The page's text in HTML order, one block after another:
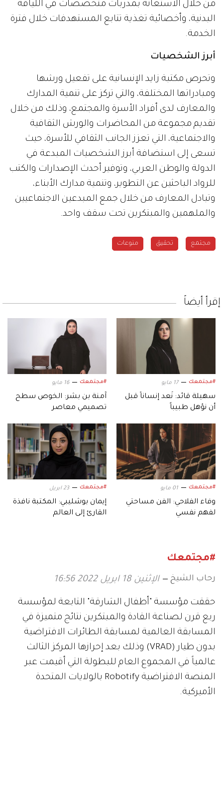
من خلال الاستعانة بمدربات متخصصات في اللياقة
البدنية، وأخصائية تغذية تتابع المستهدفات خلال فترة
الخدمة.
أبرز الشخصيات
وتحرص مكتبة زايد الإنسانية على تفعيل ورشها
ومبادراتها المختلفة، والتي تركز على تنمية المدارك
والمعارف لدى أفراد الأسرة والمجتمع، وذلك من خلال
تقديم مجموعة من المحاضرات والورش الثقافية
والاجتماعية، التي تعزز الجانب الثقافي للأسرة، حيث
تسعى إلى استضافة أبرز الشخصيات المبدعة في
الدولة والوطن العربي، وتوفير أحدث الإصدارات والكتب
للرواد الباحثين عن التطوير، وتنمية مدارك الأبناء،
وتبادل المعارف من خلال جمع المبدعين الاجتماعيين
والملهمين والمبتكرين تحت سقف واحد.
مجتمع تحقيق منوعات
إقرأ أيضاً
#مجتمعك 17 مايو
سهيلة قائد: نُعد إنساناً قبل
أن نؤهل طبيباً
#مجتمعك 16 مايو
آمنة بن بشر: الخوص سطح
تصميمي معاصر
#مجتمعك 01 مايو
وفاء الفلاحي: الفن مساحتي
لفهم نفسي
#مجتمعك 23 ابريل
إيمان بوشليبي: المكتبة نافذة
القارئ إلى العالم
#مجتمعك
رحاب الشيخ الإثنين 18 ابريل 2022 16:56
حققت مؤسسة "أطفال الشارقة" التابعة لمؤسسة
ربع قرن لصناعة القادة والمبتكرين نتائج متميزة في
المسابقة العالمية لمسابقة الطائرات الافتراضية
بدون طيار (VRAD) وذلك بعد إحرازها المركز الثالث
عالمياً في المجموع العام للبطولة التي أقيمت عبر
المنصة الافتراضية Robotify بالولايات المتحدة
الأميركية.